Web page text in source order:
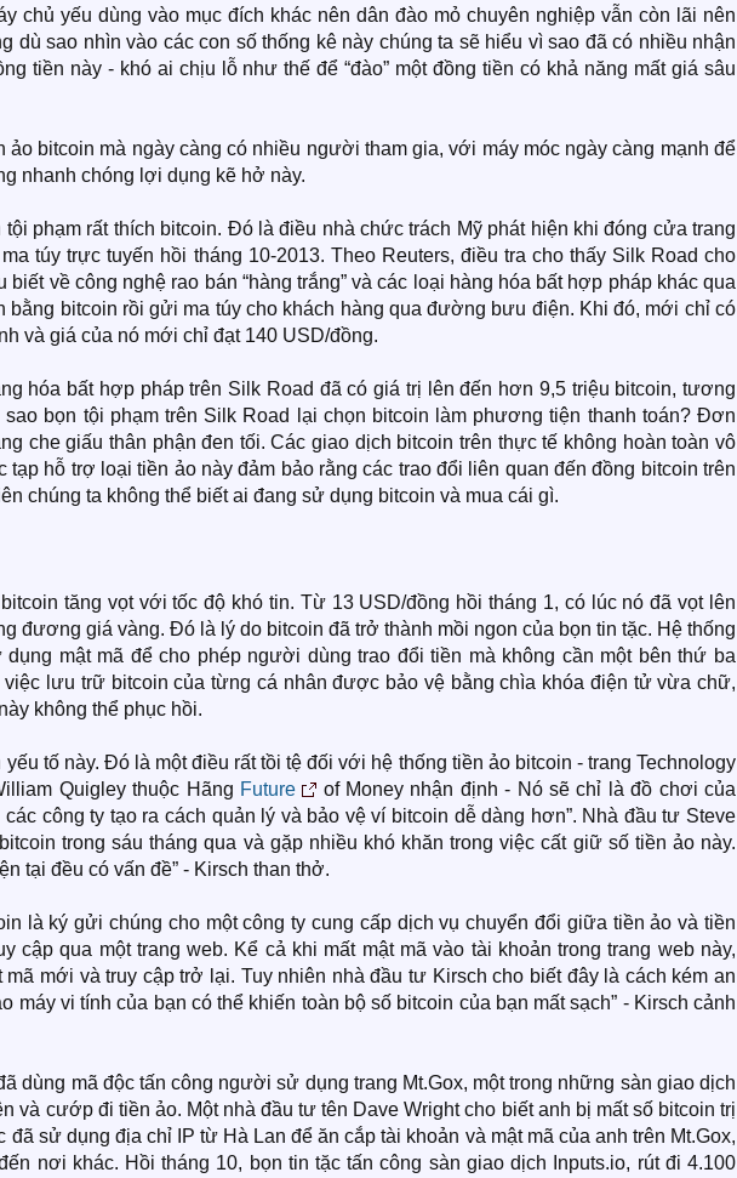
chủ yếu dùng vào mục đích khác nên dân đào mỏ chuyên nghiệp vẫn còn lãi nên
dù sao nhìn vào các con số thống kê này chúng ta sẽ hiểu vì sao đã có nhiều nhận
tiền này - khó ai chịu lỗ như thế để “đào” một đồng tiền có khả năng mất giá sâu
ảo bitcoin mà ngày càng có nhiều người tham gia, với máy móc ngày càng mạnh để
nhanh chóng lợi dụng kẽ hở này.
phạm rất thích bitcoin. Đó là điều nhà chức trách Mỹ phát hiện khi đóng cửa trang
túy trực tuyến hồi tháng 10-2013. Theo Reuters, điều tra cho thấy Silk Road cho
biết về công nghệ rao bán “hàng trắng” và các loại hàng hóa bất hợp pháp khác qua
bằng bitcoin rồi gửi ma túy cho khách hàng qua đường bưu điện. Khi đó, mới chỉ có
và giá của nó mới chỉ đạt 140 USD/đồng.
hóa bất hợp pháp trên Silk Road đã có giá trị lên đến hơn 9,5 triệu bitcoin, tương
bọn tội phạm trên Silk Road lại chọn bitcoin làm phương tiện thanh toán? Đơn
che giấu thân phận đen tối. Các giao dịch bitcoin trên thực tế không hoàn toàn vô
tạp hỗ trợ loại tiền ảo này đảm bảo rằng các trao đổi liên quan đến đồng bitcoin trên
chúng ta không thể biết ai đang sử dụng bitcoin và mua cái gì.
tăng vọt với tốc độ khó tin. Từ 13 USD/đồng hồi tháng 1, có lúc nó đã vọt lên
đương giá vàng. Đó là lý do bitcoin đã trở thành mồi ngon của bọn tin tặc. Hệ thống
mật mã để cho phép người dùng trao đổi tiền mà không cần một bên thứ ba
việc lưu trữ bitcoin của từng cá nhân được bảo vệ bằng chìa khóa điện tử vừa chữ,
không thể phục hồi.
yếu tố này. Đó là một điều rất tồi tệ đối với hệ thống tiền ảo bitcoin - trang Technology
Quigley thuộc Hãng Future
of Money nhận định - Nó sẽ chỉ là đồ chơi của
công ty tạo ra cách quản lý và bảo vệ ví bitcoin dễ dàng hơn”. Nhà đầu tư Steve
trong sáu tháng qua và gặp nhiều khó khăn trong việc cất giữ số tiền ảo này.
tại đều có vấn đề” - Kirsch than thở.
là ký gửi chúng cho một công ty cung cấp dịch vụ chuyển đổi giữa tiền ảo và tiền
cập qua một trang web. Kể cả khi mất mật mã vào tài khoản trong trang web này,
mới và truy cập trở lại. Tuy nhiên nhà đầu tư Kirsch cho biết đây là cách kém an
máy vi tính của bạn có thể khiến toàn bộ số bitcoin của bạn mất sạch” - Kirsch cảnh
dùng mã độc tấn công người sử dụng trang Mt.Gox, một trong những sàn giao dịch
và cướp đi tiền ảo. Một nhà đầu tư tên Dave Wright cho biết anh bị mất số bitcoin trị
đã sử dụng địa chỉ IP từ Hà Lan để ăn cắp tài khoản và mật mã của anh trên Mt.Gox,
nơi khác. Hồi tháng 10, bọn tin tặc tấn công sàn giao dịch Inputs.io, rút đi 4.100